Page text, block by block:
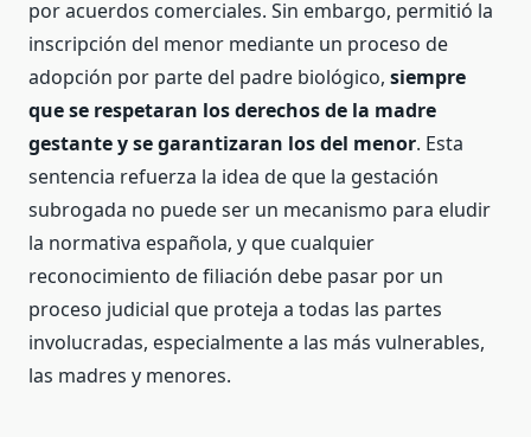
por acuerdos comerciales. Sin embargo, permitió la
inscripción del menor mediante un proceso de
adopción por parte del padre biológico, siempre
que se respetaran los derechos de la madre
gestantey se garantizaran los del menor. Esta
sentencia refuerza la idea de que la gestación
subrogada no puede ser un mecanismo para eludir
la normativa española, y que cualquier
reconocimiento de filiación debe pasar por un
proceso judicial que proteja a todas las partes
involucradas, especialmente a las más vulnerables,
las madres y menores.